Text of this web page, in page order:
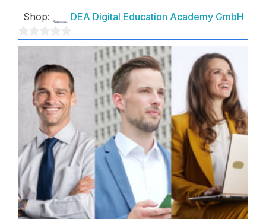
Shop: DEA Digital Education Academy GmbH
0